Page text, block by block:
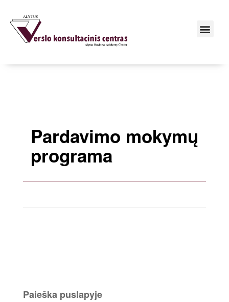
Pardavimo mokymų
programa
Paieška puslapyje